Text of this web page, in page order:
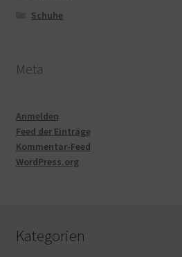
Schuhe
Meta
Anmelden
Feed der Einträge
Kommentar-Feed
WordPress.org
Kategorien